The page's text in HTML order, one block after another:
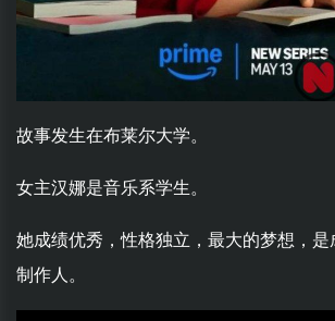
故事发生在布莱尔大学。
女主汉娜是音乐系学生。
她成绩优秀，性格独立，最大的梦想，
制作人。